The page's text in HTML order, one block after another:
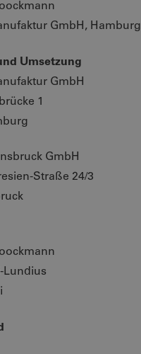
GmbH, Hamburg
Umsetzung
GmbH
1
GmbH
Straße 24/3
Lundius